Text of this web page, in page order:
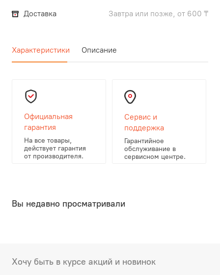
Доставка Завтра или позже, от 600 ₸
Характеристики Описание
Официальная
гарантия
На все товары,
действует гарантия
от производителя.
Сервис и
поддержка
Гарантийное
обслуживание в
сервисном центре.
Вы недавно просматривали
Хочу быть в курсе акций и новинок